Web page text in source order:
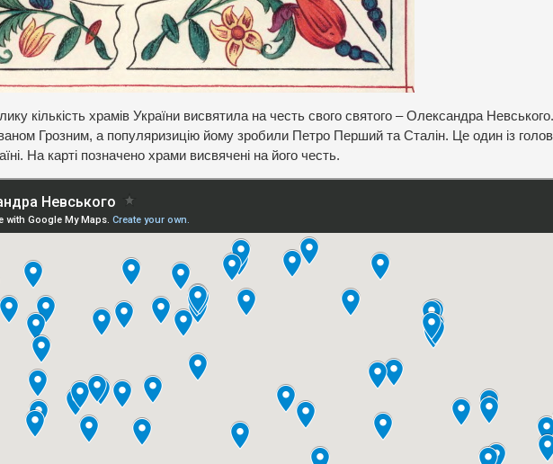
кількість храмів України висвятила на честь свого святого – Олександра
Грозним, а популяризицію йому зробили Петро Перший та Сталін. Це один із
На карті позначено храми висвячені на його честь.